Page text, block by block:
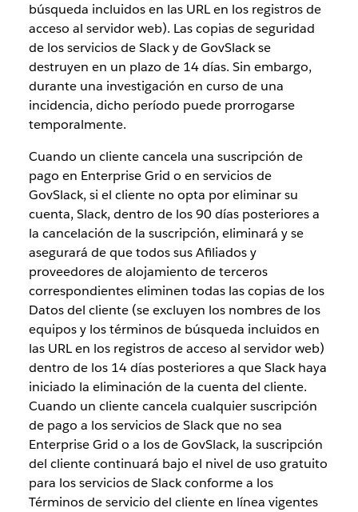
búsqueda incluidos en las URL en los registros de
acceso al servidor web). Las copias de seguridad
de los servicios de Slack y de GovSlack se
destruyen en un plazo de 14 días. Sin embargo,
durante una investigación en curso de una
incidencia, dicho período puede prorrogarse
temporalmente.
Cuando un cliente cancela una suscripción de
pago en Enterprise Grid o en servicios de
GovSlack, si el cliente no opta por eliminar su
cuenta, Slack, dentro de los 90 días posteriores a
la cancelación de la suscripción, eliminará y se
asegurará de que todos sus Afiliados y
proveedores de alojamiento de terceros
correspondientes eliminen todas las copias de los
Datos del cliente (se excluyen los nombres de los
equipos y los términos de búsqueda incluidos en
las URL en los registros de acceso al servidor web)
dentro de los 14 días posteriores a que Slack haya
iniciado la eliminación de la cuenta del cliente.
Cuando un cliente cancela cualquier suscripción
de pago a los servicios de Slack que no sea
Enterprise Grid o a los de GovSlack, la suscripción
del cliente continuará bajo el nivel de uso gratuito
para los servicios de Slack conforme a los
Términos de servicio del cliente en línea vigentes